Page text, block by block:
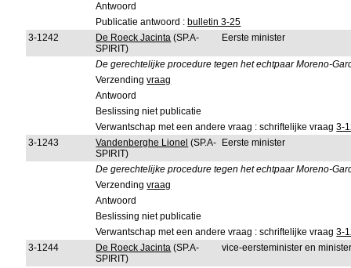
Antwoord
Publicatie antwoord : bulletin 3-25
3-1242
De Roeck Jacinta (SP.A-
SPIRIT)
Eerste minister
De gerechtelijke procedure tegen het echtpaar Moreno-
Verzendingvraag
Antwoord
Beslissing niet publicatie
Verwantschap met een andere vraag : schriftelijke vraag3-
3-1243
Vandenberghe Lionel (SP.A-
SPIRIT)
Eerste minister
De gerechtelijke procedure tegen het echtpaar Moreno-
Verzendingvraag
Antwoord
Beslissing niet publicatie
Verwantschap met een andere vraag : schriftelijke vraag3-
3-1244
De Roeck Jacinta (SP.A-
SPIRIT)
vice-eersteminister en